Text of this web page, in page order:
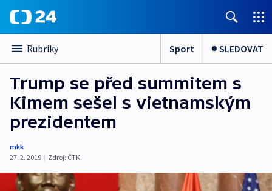
Rubriky Sport SLEDOVAT
Trump se před summitem s
Kimem sešel s vietnamským
prezidentem
mkk
27. 2. 2019 | Zdroj: ČTK